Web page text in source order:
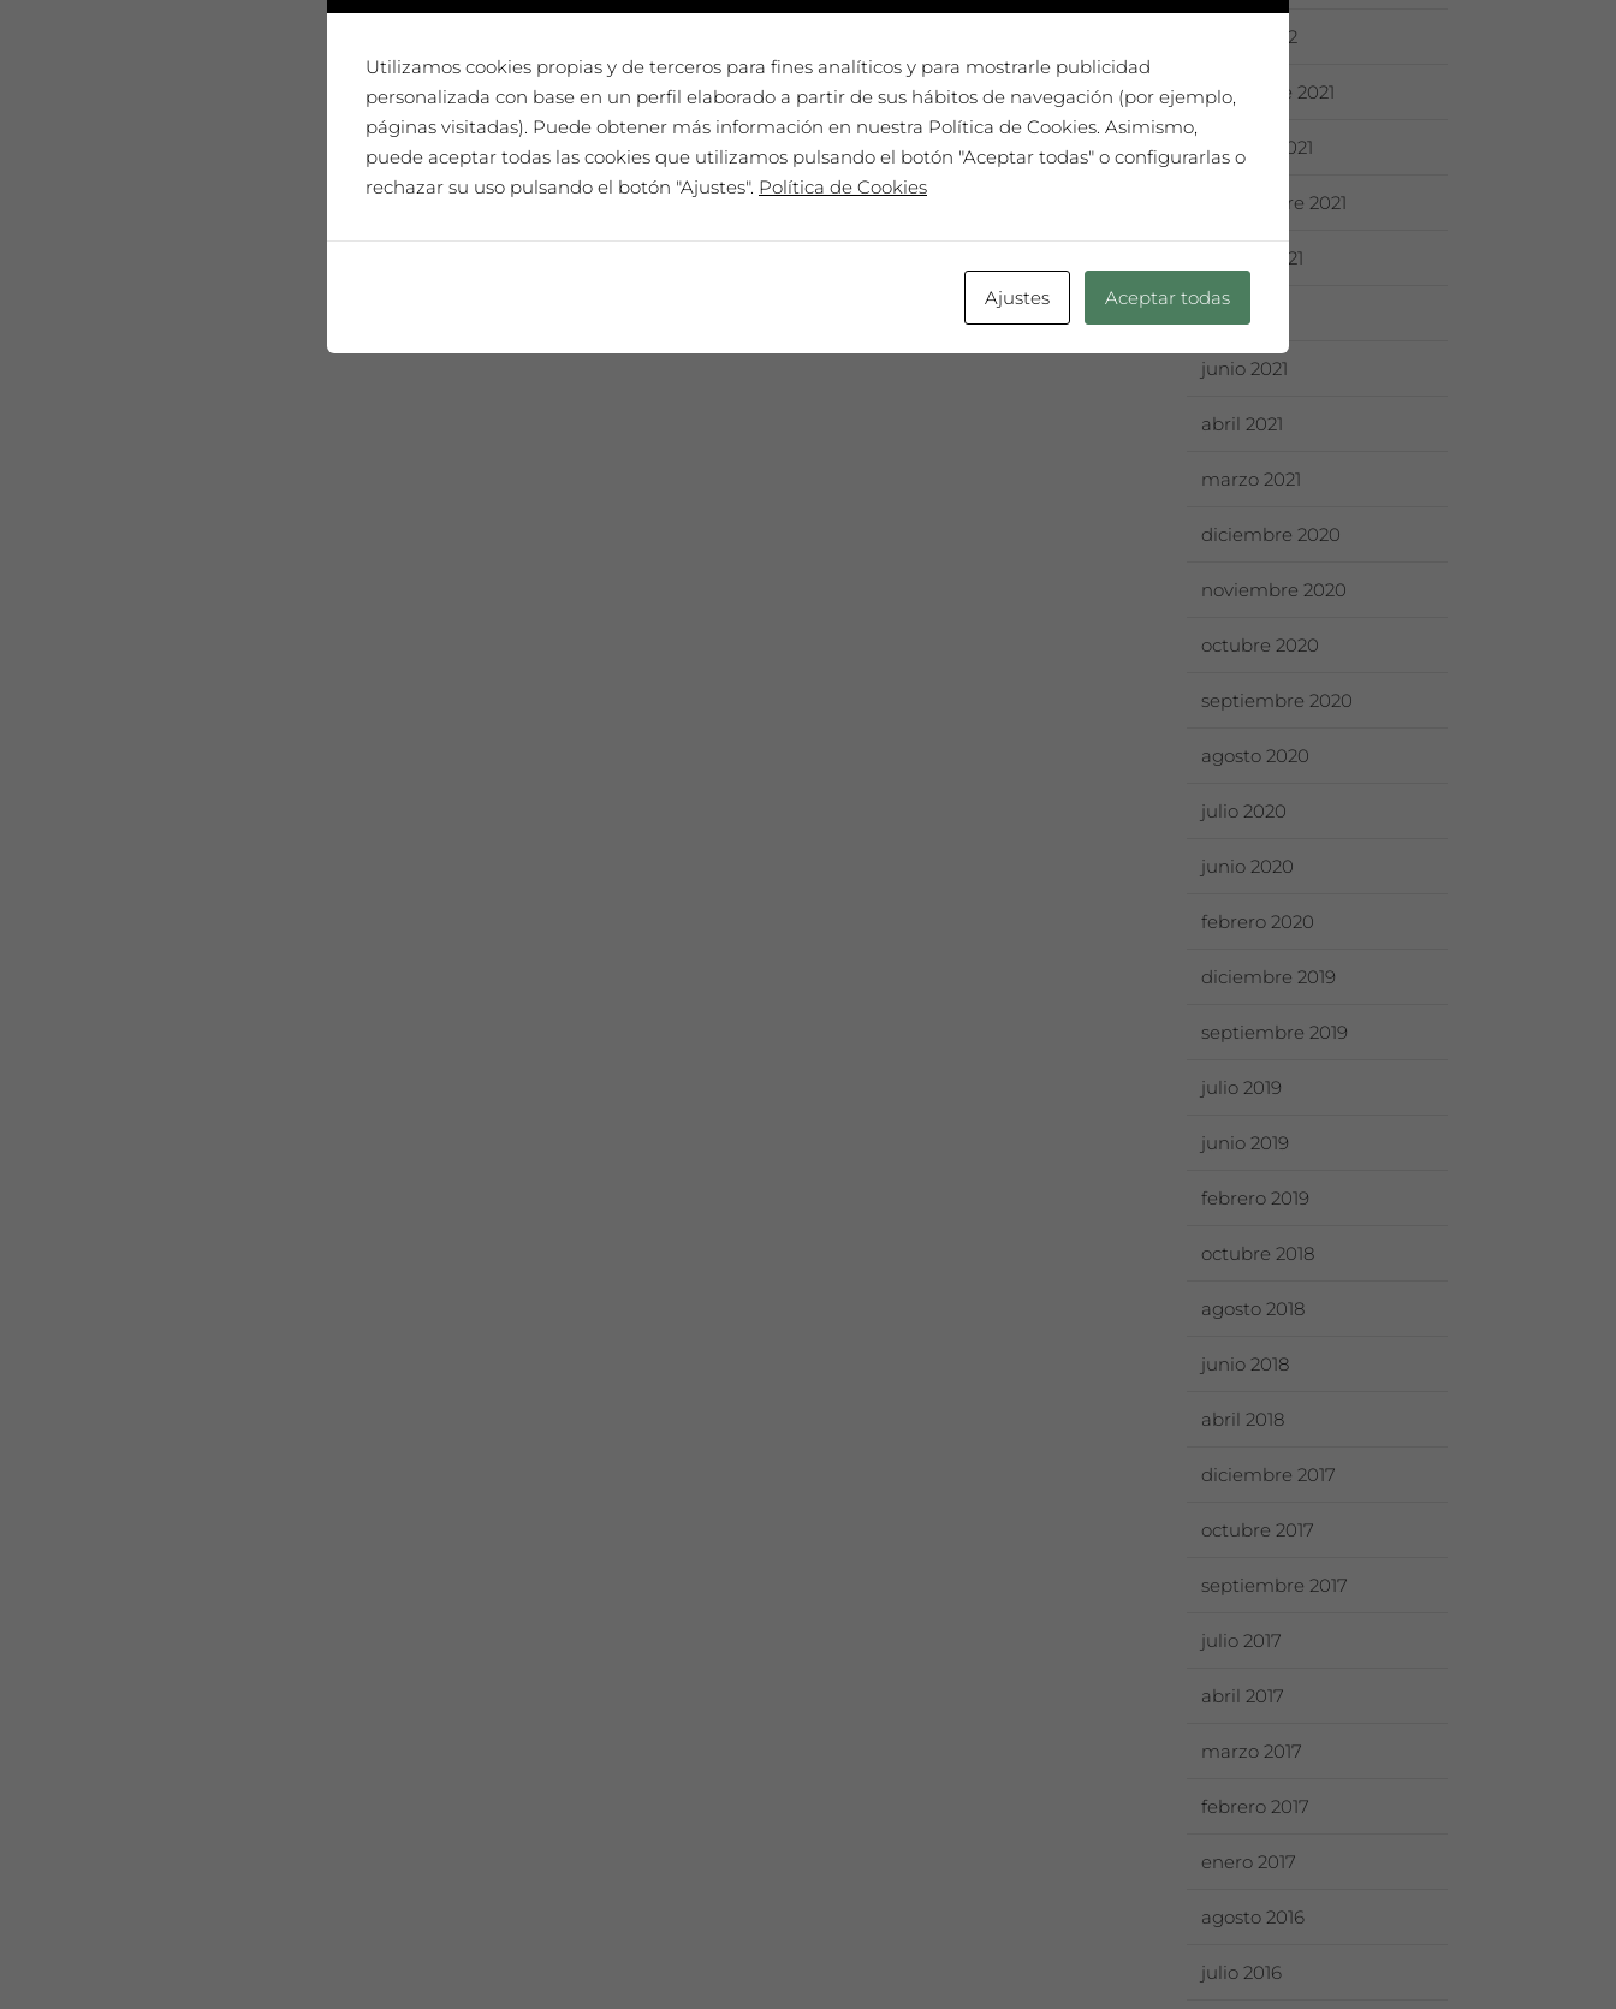
mayo 2022
diciembre 2021
octubre 2021
septiembre 2021
agosto 2021
junio 2021
abril 2021
marzo 2021
diciembre 2020
noviembre 2020
octubre 2020
septiembre 2020
agosto 2020
julio 2020
junio 2020
febrero 2020
diciembre 2019
septiembre 2019
julio 2019
junio 2019
febrero 2019
octubre 2018
agosto 2018
junio 2018
abril 2018
diciembre 2017
octubre 2017
septiembre 2017
julio 2017
abril 2017
marzo 2017
febrero 2017
enero 2017
agosto 2016
julio 2016
Utilizamos cookies propias y de terceros para fines analíticos y para mostrarle publicidad
personalizada con base en un perfil elaborado a partir de sus hábitos de navegación (por ejemplo,
páginas visitadas). Puede obtener más información en nuestra Política de Cookies. Asimismo,
puede aceptar todas las cookies que utilizamos pulsando el botón "Aceptar todas" o configurarlas o
rechazar su uso pulsando el botón "Ajustes". Política de Cookies
Ajustes Aceptar todas